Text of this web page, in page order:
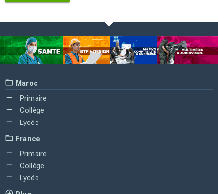
Maroc
Primaire
Collège
Lycée
France
Primaire
Collège
Lycée